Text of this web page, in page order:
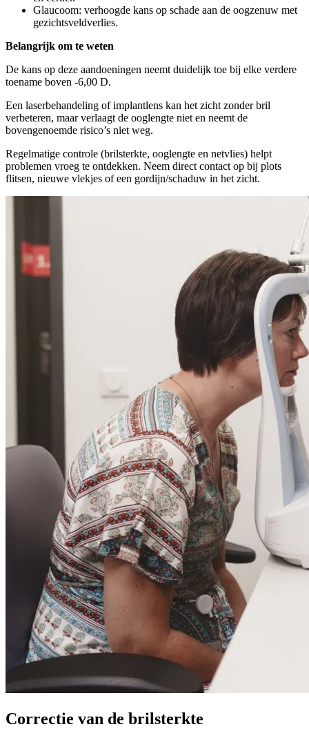
Glaucoom: verhoogde kans op schade aan de oogzenuw met
gezichtsveldverlies.
Belangrijk om te weten
De kans op deze aandoeningen neemt duidelijk toe bij elke verdere
toename boven -6,00 D.
Een laserbehandeling of implantlens kan het zicht zonder bril
verbeteren, maar verlaagt de ooglengte niet en neemt de
bovengenoemde risico’s niet weg.
Regelmatige controle (brilsterkte, ooglengte en netvlies) helpt
problemen vroeg te ontdekken. Neem direct contact op bij plots
flitsen, nieuwe vlekjes of een gordijn/schaduw in het zicht.
Correctie van de brilsterkte